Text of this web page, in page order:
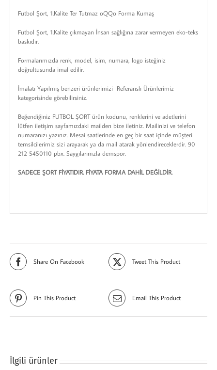
Futbol Şort, 1.Kalite Ter Tutmaz oQQo Forma Kumaş
Futbol Şort, 1.Kalite çıkmayan İnsan sağlığına zarar vermeyen eko-teks
baskıdır.
Formalarımızda renk, model, isim, numara, logo isteğiniz
doğrultusunda imal edilir.
İmalatı Yapılmış benzeri ürünlerimizi Referanslı Ürünlerimiz
kategorisinde görebilirsiniz.
Beğendiğiniz FUTBOL ŞORT ürün kodunu, renklerini ve adetlerini
lütfen iletişim sayfamızdaki mailden bize iletiniz. Mailinizi ve telefon
numaranızı yazınız. Mesai saatlerinde en geç bir saat içinde müşteri
temsilcilerimiz sizi arayarak ya da mail atarak yönlendireceklerdir. 90
212 5450110 pbx. Saygılarımzla demspor.
SADECE ŞORT FİYATIDIR. FİYATA FORMA DAHİL DEĞİLDİR.
Share On Facebook Tweet This Product
Pin This Product Email This Product
İlgili ürünler